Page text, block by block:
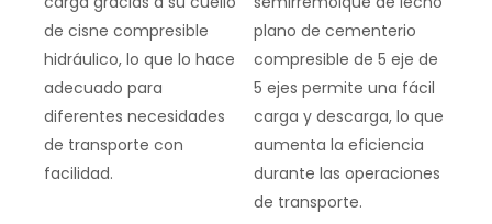
de cisne compresible
hidráulico, lo que lo hace
adecuado para
diferentes necesidades
de transporte con
facilidad.
plano de cementerio
compresible de 5 eje de
5 ejes permite una fácil
carga y descarga, lo que
aumenta la eficiencia
durante las operaciones
de transporte.